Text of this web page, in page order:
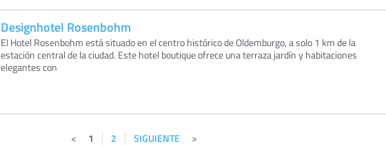
Designhotel Rosenbohm
El Hotel Rosenbohm está situado en el centro histórico de Oldemburgo, a solo 1 km de la
estación central de la ciudad. Este hotel boutique ofrece una terraza jardín y habitaciones
elegantes con
1 2 SIGUIENTE